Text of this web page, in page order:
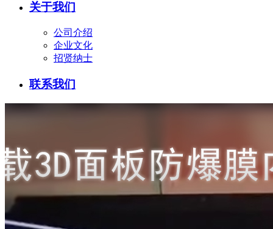
关于我们
公司介绍
企业文化
招贤纳士
联系我们